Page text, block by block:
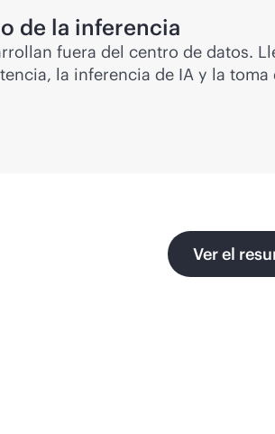
de la inferencia
fuera del centro de datos.
la inferencia de IA y la
Ver el